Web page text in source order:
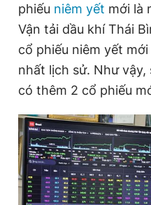
Đọc Thanh Niên trên
Theo dõi báo trên
Hotline
0906 645 777
phiếu niêm yết mới là
Vận tải dầu khí Thái
cổ phiếu niêm yết
nhất lịch sử. Như vậy,
có thêm 2 cổ phiếu